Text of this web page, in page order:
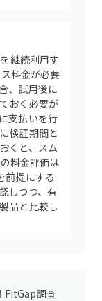
継続利用す
料金が必要
、試用後に
おく必要が
支払いを行
検証期間と
くと、スム
料金評価は
前提にする
しつつ、有
品と比較し
FitGap調査